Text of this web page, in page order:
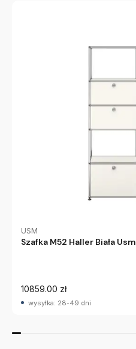
USM
Szafka M52 Haller Biała Usm
10859.00 zł
wysyłka: 28-49 dni